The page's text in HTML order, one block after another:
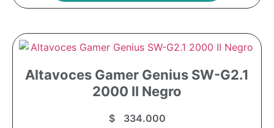
Altavoces Gamer Genius SW-G2.1
2000 II Negro
$334.000